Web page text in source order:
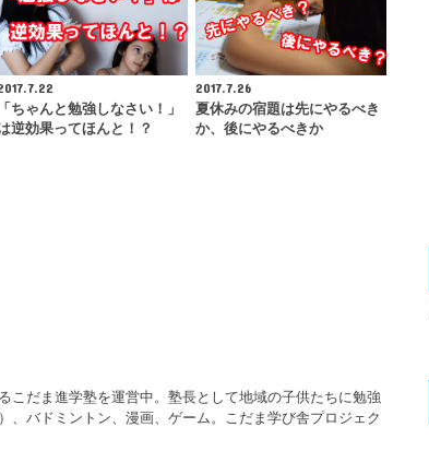
「ちゃんと勉強しなさい！」
逆効果ってほんと！？
2017.7.26
夏休みの宿題は先にやるべき
か、後にやるべきか
こだま進学塾を運営中。塾長として地域の子供たちに勉強
、バドミントン、漫画、ゲーム。こだま学び舎プロジェク